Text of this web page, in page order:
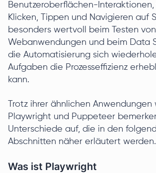
Benutzeroberflächen-Interaktionen,
Klicken, Tippen und Navigieren auf
besonders wertvoll beim Testen von
Webanwendungen und beim Data
die Automatisierung sich
Aufgaben die Prozesseffizienz
kann.
Trotz ihrer ähnlichen Anwendungen
Playwright und Puppeteer
Unterschiede auf, die in den
Abschnitten näher erläutert werden.
Was ist Playwright